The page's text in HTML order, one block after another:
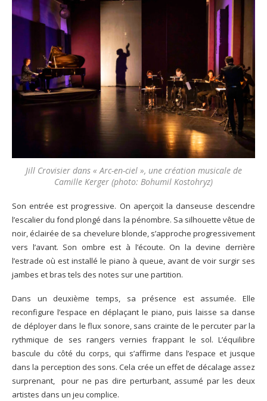
Jill Crovisier dans « Arc-en-ciel », une création musicale de
Camille Kerger (photo: Bohumil Kostohryz)
Son entrée est progressive. On aperçoit la danseuse descendre
l’escalier du fond plongé dans la pénombre. Sa silhouette vêtue de
noir, éclairée de sa chevelure blonde, s’approche progressivement
vers l’avant. Son ombre est à l’écoute. On la devine derrière
l’estrade où est installé le piano à queue, avant de voir surgir ses
jambes et bras tels des notes sur une partition.
Dans un deuxième temps, sa présence est assumée. Elle
reconfigure l’espace en déplaçant le piano, puis laisse sa danse
de déployer dans le flux sonore, sans crainte de le percuter par la
rythmique de ses rangers vernies frappant le sol. L’équilibre
bascule du côté du corps, qui s’affirme dans l’espace et jusque
dans la perception des sons. Cela crée un effet de décalage assez
surprenant, pour ne pas dire perturbant, assumé par les deux
artistes dans un jeu complice.